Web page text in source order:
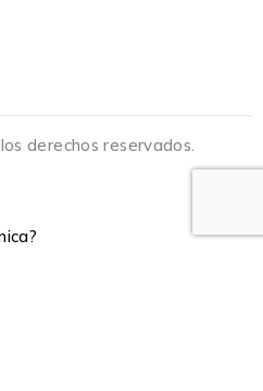
derechos reservados.